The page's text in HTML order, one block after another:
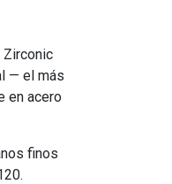
Zirconic
— el más
en acero
finos